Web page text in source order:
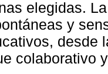
elegidas.
y
desde
colaborativo